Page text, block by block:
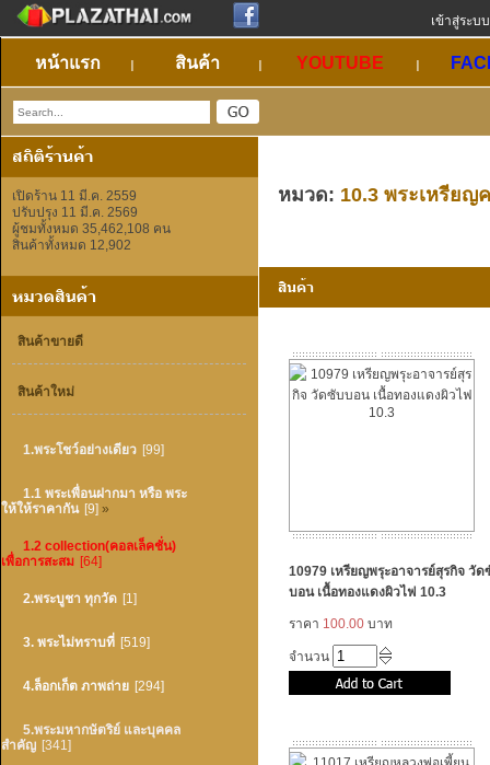
เข้าสู่ระบบ
หน้าแรก สินค้า YOUTUBE
เปิดร้าน 11 มี.ค. 2559
ปรับปรุง 11 มี.ค. 2569
ผู้ชมทั้งหมด 35,462,108 คน
สินค้าทั้งหมด 12,902
สินค้าขายดี
สินค้าใหม่
1.พระโชว์อย่างเดียว [99]
1.1 พระเพื่อนฝากมา หรือ พระ
ให้ให้ราคากัน [9] »
1.2 collection(คอลเล็คชั่น)
เพื่อการสะสม [64]
2.พระบูชา ทุกวัด [1]
3. พระไม่ทราบที่ [519]
4.ล็อกเก็ต ภาพถ่าย [294]
5.พระมหากษัตริย์ และบุคคล
สำคัญ [341]
หมวด: 10.3 พระเหรียญ
10979 เหรียญพรุะอาจารย์สุรกิจ วัด
บอน เนื้อทองแดงผิวไฟ 10.3
ราคา 100.00 บาท
จำนวน